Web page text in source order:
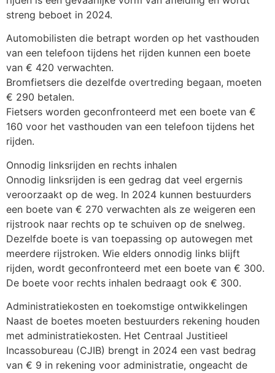
streng beboet in 2024.
Automobilisten die betrapt worden op het vasthouden
van een telefoon tijdens het rijden kunnen een boete
van € 420 verwachten.
Bromfietsers die dezelfde overtreding begaan, moeten
€ 290 betalen.
Fietsers worden geconfronteerd met een boete van €
160 voor het vasthouden van een telefoon tijdens het
rijden.
Onnodig linksrijden en rechts inhalen
Onnodig linksrijden is een gedrag dat veel ergernis
veroorzaakt op de weg. In 2024 kunnen bestuurders
een boete van € 270 verwachten als ze weigeren een
rijstrook naar rechts op te schuiven op de snelweg.
Dezelfde boete is van toepassing op autowegen met
meerdere rijstroken. Wie elders onnodig links blijft
rijden, wordt geconfronteerd met een boete van € 300.
De boete voor rechts inhalen bedraagt ook € 300.
Administratiekosten en toekomstige ontwikkelingen
Naast de boetes moeten bestuurders rekening houden
met administratiekosten. Het Centraal Justitieel
Incassobureau (CJIB) brengt in 2024 een vast bedrag
van € 9 in rekening voor administratie, ongeacht de